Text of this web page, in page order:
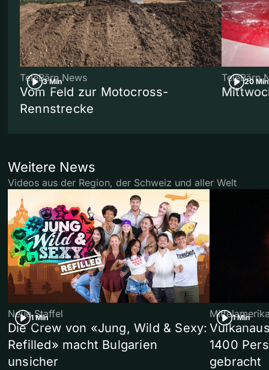
3 Min
TeleBärn News
Vom Feld zur Motocross-
Rennstrecke
20 Min
TeleBärn
Weitere News
Videos aus der Region, der Schweiz und aller Welt
1 Min
Neue Staffel
Die Crew von «Jung, Wild & Sexy:
Refilled» macht Bulgarien
unsicher
1 Min
1400
gebracht